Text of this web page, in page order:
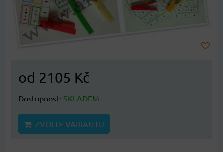
od 2105 Kč
Dostupnost: SKLADEM
ZVOLTE VARIANTU